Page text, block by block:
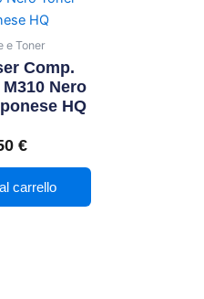
e Toner
Comp.
Nero
HQ
€
carrello